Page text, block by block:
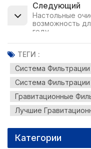
Следующий
Настольные
возможность
году
ТЕГИ :
Система Фильтрации
Система
Гравитационные
Лучшие
Категории